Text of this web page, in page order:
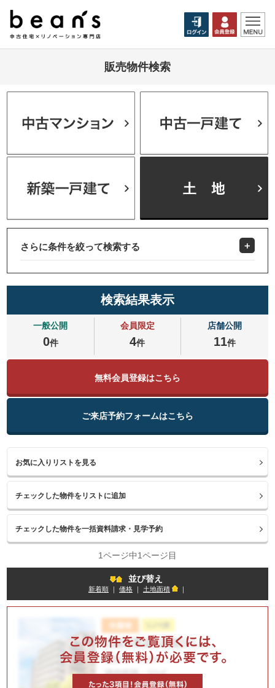
販売物件検索
さらに条件を絞って検索する
検索結果表示
一般公開
0件
会員限定
4件
店舗公開
11件
無料会員登録はこちら
ご来店予約フォームはこちら
お気に入りリストを見る
1ページ中1ページ目
並び替え
新着順 価格 土地面積